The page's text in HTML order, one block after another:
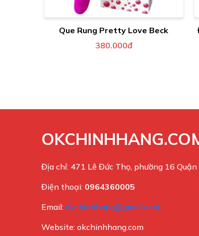
Que Rung Pretty Love Beck
380.000đ
Địa chỉ: 471 Lê Đức Thọ, phường 16 Quận
Điện thoại: 0964360005
Email: okchinhhang@gmail.com
Website: okchinhhang.com